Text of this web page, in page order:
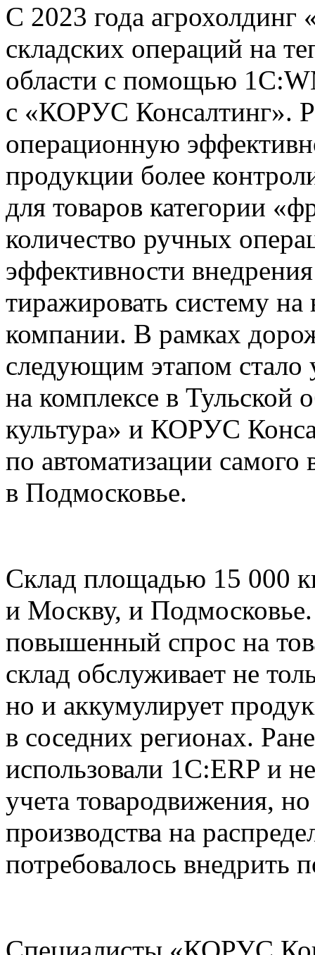
С 2023 года агрохолдинг
складских операций на
области с помощью
с «КОРУС Консалтинг».
операционную
продукции более
для товаров категории
количество ручных
эффективности
тиражировать систему
компании. В рамках
следующим этапом
на комплексе в Тульской
культура» и КОРУС
по автоматизации самого
в Подмосковье.
Склад площадью 15 000
и Москву, и
повышенный спрос на
склад обслуживает не
но и аккумулирует
в соседних регионах.
использовали 1С:ERP и
учета товародвижения,
производства на
потребовалось внедрить